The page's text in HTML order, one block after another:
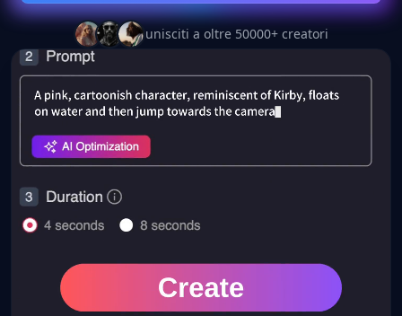
unisciti a oltre 50000+ creatori